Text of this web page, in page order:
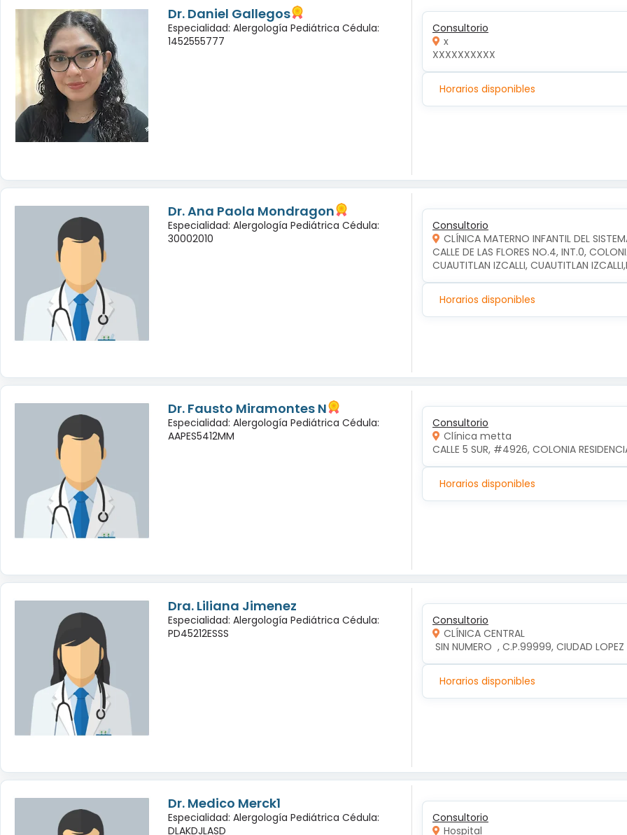
Dr. Daniel Gallegos
Especialidad: Alergología Pediátrica Cédula:
1452555777
Consultorio
x
XXXXXXXXXX
Horarios disponibles
Dr. Ana Paola Mondragon
Especialidad: Alergología Pediátrica Cédula:
30002010
Consultorio
CLÍNICA MATERNO INFANTIL DEL
CALLE DE LAS FLORES NO.4, INT.0,
CUAUTITLAN IZCALLI, CUAUTITLAN
Horarios disponibles
Dr. Fausto Miramontes N
Especialidad: Alergología Pediátrica Cédula:
AAPES5412MM
Consultorio
Clínica metta
CALLE 5 SUR, #4926, COLONIA
Horarios disponibles
Dra. Liliana Jimenez
Especialidad: Alergología Pediátrica Cédula:
PD45212ESSS
Consultorio
CLÍNICA CENTRAL
SIN NUMERO  , C.P.99999, CIUDAD
Horarios disponibles
Dr. Medico Merck1
Especialidad: Alergología Pediátrica Cédula:
DLAKDJLASD
Consultorio
Hospital